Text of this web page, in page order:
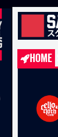
HOME